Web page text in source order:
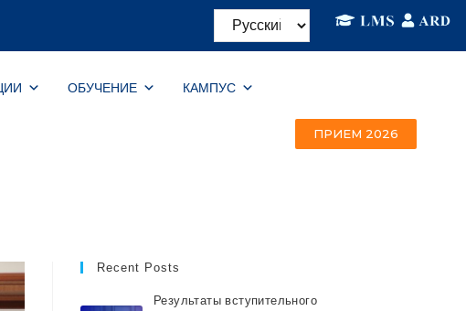
ОБУЧЕНИЕ КАМПУС
ПРИЕМ 2026
Recent Posts
Результаты вступительного